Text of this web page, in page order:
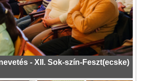
- XII. Sok-szín-Feszt(ecske)